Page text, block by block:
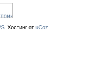
Хостинг от uCoz